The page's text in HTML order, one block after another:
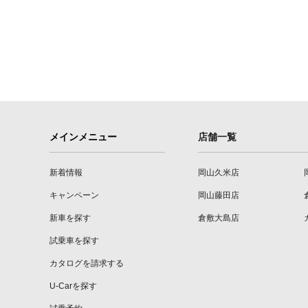
メインメニュー
新着情報
キャンペーン
新車を探す
試乗車を探す
カタログを請求する
U-Carを探す
店舗一覧
岡山久米店
岡山藤田店
倉敷大島店